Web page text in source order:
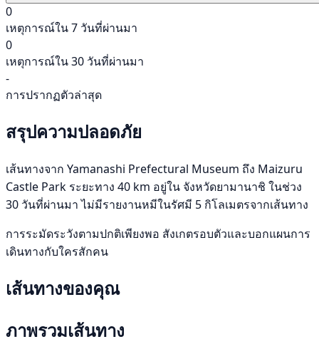
0
เหตุการณ์ใน 7 วันที่ผ่านมา
0
เหตุการณ์ใน 30 วันที่ผ่านมา
-
การปรากฏตัวล่าสุด
สรุปความปลอดภัย
เส้นทางจาก Yamanashi Prefectural Museum ถึง Maizuru
Castle Park ระยะทาง 40 km อยู่ใน จังหวัดยามานาชิ ในช่วง
30 วันที่ผ่านมา ไม่มีรายงานหมีในรัศมี 5 กิโลเมตรจากเส้นทาง
การระมัดระวังตามปกติเพียงพอ สังเกตรอบตัวและบอกแผนการ
เดินทางกับใครสักคน
เส้นทางของคุณ
ภาพรวมเส้นทาง